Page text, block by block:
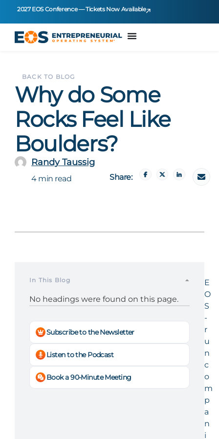
2027 EOS Conference — Tickets Now Available
BACK TO BLOG
Why do Some
Rocks Feel Like
Boulders?
Randy Taussig
4 min read Share:
In This Blog
No headings were found on this page.
Subscribe to the Newsletter
Listen to the Podcast
Book a 90-Minute Meeting
E
O
S
-
r
u
n
c
o
m
p
a
n
i